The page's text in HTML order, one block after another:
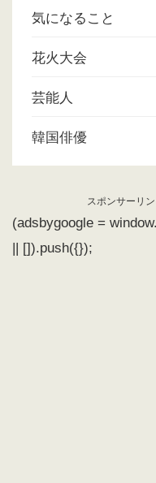
気になること
花火大会
芸能人
韓国俳優
スポンサーリン
(adsbygoogle =
|| []).push({});